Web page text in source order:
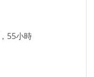
55小時